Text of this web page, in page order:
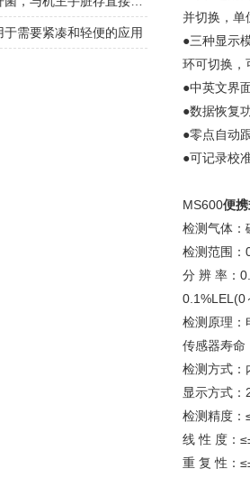
并切换，单
●三种显示
环可切换，
●中英文界
●数据恢复
●零点自动
●可记录校
MS600便
检测气体：
检测范围：
分 辨 率：
0.1%LEL(0
检测原理：
传感器寿命
检测方式：
显示方式
检测精度：
线 性 度：
重 复 性：
需要紧凑和轻便的应用